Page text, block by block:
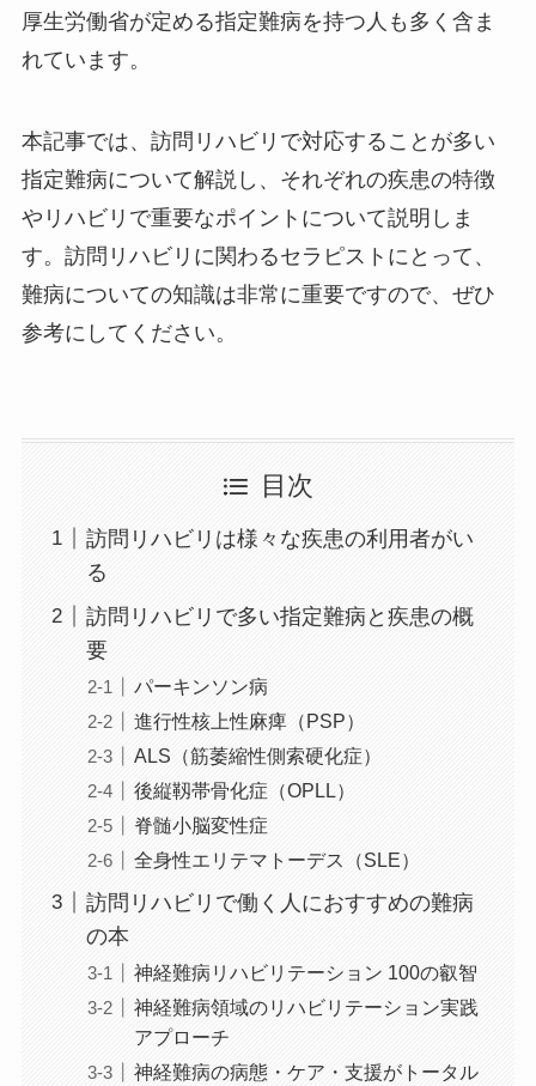
厚生労働省が定める指定難病を持つ人も多く含ま
れています。
本記事では、訪問リハビリで対応することが多い
指定難病について解説し、それぞれの疾患の特徴
やリハビリで重要なポイントについて説明しま
す。訪問リハビリに関わるセラピストにとって、
難病についての知識は非常に重要ですので、ぜひ
参考にしてください。
目次
訪問リハビリは様々な疾患の利用者がい
る
訪問リハビリで多い指定難病と疾患の概
要
パーキンソン病
進行性核上性麻痺（PSP）
ALS（筋萎縮性側索硬化症）
後縦靱帯骨化症（OPLL）
脊髄小脳変性症
全身性エリテマトーデス（SLE）
訪問リハビリで働く人におすすめの難病
の本
神経難病リハビリテーション 100の叡智
神経難病領域のリハビリテーション実践
アプローチ
神経難病の病態・ケア・支援がトータル